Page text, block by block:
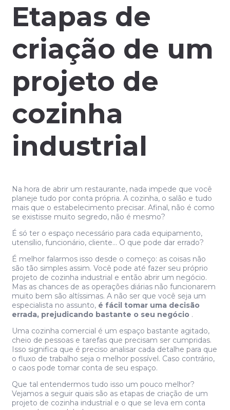
Etapas de
criação de um
projeto de
cozinha
industrial
Na hora de abrir um restaurante, nada impede que você
planeje tudo por conta própria. A cozinha, o salão e tudo
mais que o estabelecimento precisar. Afinal, não é como
se existisse muito segredo, não é mesmo?
É só ter o espaço necessário para cada equipamento,
utensílio, funcionário, cliente… O que pode dar errado?
É melhor falarmos isso desde o começo: as coisas não
são tão simples assim. Você pode até fazer seu próprio
projeto de cozinha industrial e então abrir um negócio.
Mas as chances de as operações diárias não funcionarem
muito bem são altíssimas. A não ser que você seja um
especialista no assunto, é fácil tomar uma decisão
errada, prejudicando bastante o seu negócio .
Uma cozinha comercial é um espaço bastante agitado,
cheio de pessoas e tarefas que precisam ser cumpridas.
Isso significa que é preciso analisar cada detalhe para que
o fluxo de trabalho seja o melhor possível. Caso contrário,
o caos pode tomar conta de seu espaço.
Que tal entendermos tudo isso um pouco melhor?
Vejamos a seguir quais são as etapas de criação de um
projeto de cozinha industrial e o que se leva em conta